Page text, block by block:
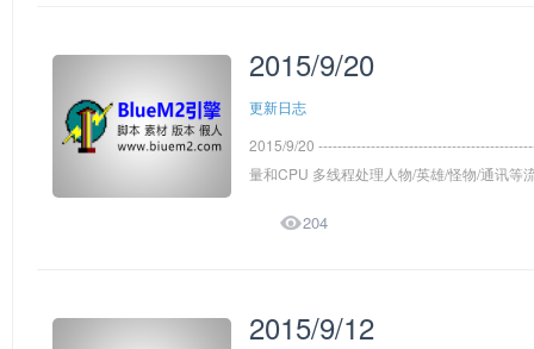
2015/9/20
更新日志
2015/9/20
量和CPU 多线程处理人物/英雄/怪物/通讯等
204
2015/9/12